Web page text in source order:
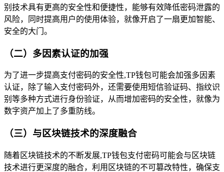
别技术具有更高的安全性和便捷性，能够有效降低密码泄露的
风险，同时提高用户的使用体验，就像开启了一扇更加智能、
安全的大门。
（二）多因素认证的加强
为了进一步提高支付密码的安全性,TP钱包可能会加强多因素
认证，除了输入支付密码外，还需要使用短信验证码、指纹识
别等多种方式进行身份验证，从而增加密码的安全性，就像为
数字资产加上了多重防线。
（三）与区块链技术的深度融合
随着区块链技术的不断发展,TP钱包支付密码可能会与区块链
技术进行更深度的融合，利用区块链的不可篡改特性，确保支